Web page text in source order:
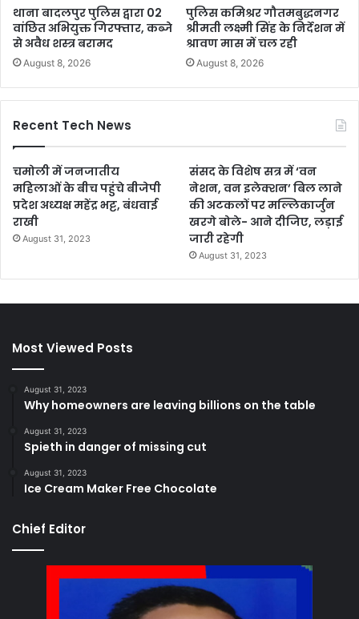
थाना बादलपुर पुलिस द्वारा 02
वांछित अभियुक्त गिरफ्तार, कब्जे
से अवैध शस्त्र बरामद
August 8, 2026
पुलिस कमिश्रर गौतमबुद्धनगर
श्रीमती लक्ष्मी सिंह के निर्देशन में
श्रावण मास में चल रही
August 8, 2026
Recent Tech News
चमोली में जनजातीय
महिलाओं के बीच पहुंचे बीजेपी
प्रदेश अध्यक्ष महेंद्र भट्ट, बंधवाई
राखी
August 31, 2023
संसद के विशेष सत्र में ‘वन
नेशन, वन इलेक्शन’ बिल लाने
की अटकलों पर मल्लिकार्जुन
खरगे बोले- आने दीजिए, लड़ाई
जारी रहेगी
August 31, 2023
Most Viewed Posts
August 31, 2023
Why homeowners are leaving billions on the table
August 31, 2023
Spieth in danger of missing cut
August 31, 2023
Ice Cream Maker Free Chocolate
Chief Editor